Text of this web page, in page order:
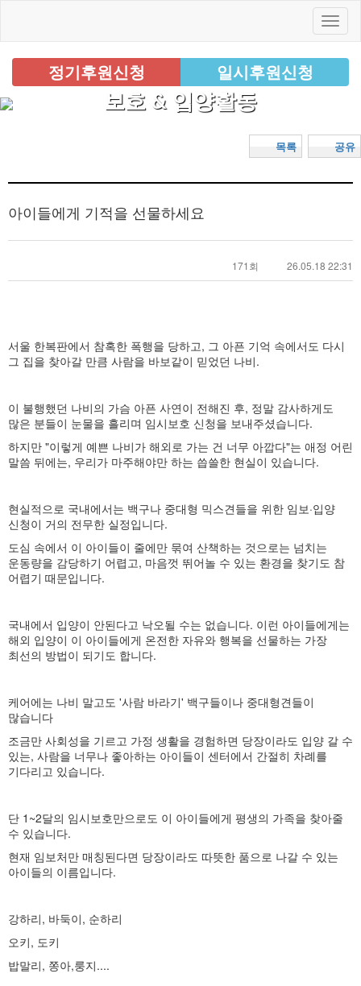
정기후원신청 일시후원신청
보호 & 입양활동
공유
목록
아이들에게 기적을 선물하세요
171회 26.05.18 22:31
서울 한복판에서 참혹한 폭행을 당하고, 그 아픈 기억 속에서도 다시
그 집을 찾아갈 만큼 사람을 바보같이 믿었던 나비.
이 불행했던 나비의 가슴 아픈 사연이 전해진 후, 정말 감사하게도
많은 분들이 눈물을 흘리며 임시보호 신청을 보내주셨습니다.
하지만 "이렇게 예쁜 나비가 해외로 가는 건 너무 아깝다"는 애정 어린
말씀 뒤에는, 우리가 마주해야만 하는 씁쓸한 현실이 있습니다.
현실적으로 국내에서는 백구나 중대형 믹스견들을 위한 임보·입양
신청이 거의 전무한 실정입니다.
도심 속에서 이 아이들이 줄에만 묶여 산책하는 것으로는 넘치는
운동량을 감당하기 어렵고, 마음껏 뛰어놀 수 있는 환경을 찾기도 참
어렵기 때문입니다.
국내에서 입양이 안된다고 낙오될 수는 없습니다. 이런 아이들에게는
해외 입양이 이 아이들에게 온전한 자유와 행복을 선물하는 가장
최선의 방법이 되기도 합니다.
케어에는 나비 말고도 '사람 바라기' 백구들이나 중대형견들이
많습니다
조금만 사회성을 기르고 가정 생활을 경험하면 당장이라도 입양 갈 수
있는, 사람을 너무나 좋아하는 아이들이 센터에서 간절히 차례를
기다리고 있습니다.
단 1~2달의 임시보호만으로도 이 아이들에게 평생의 가족을 찾아줄
수 있습니다.
현재 임보처만 매칭된다면 당장이라도 따뜻한 품으로 나갈 수 있는
아이들의 이름입니다.
강하리, 바둑이, 순하리
오키, 도키
밥말리, 쫑아,룽지....